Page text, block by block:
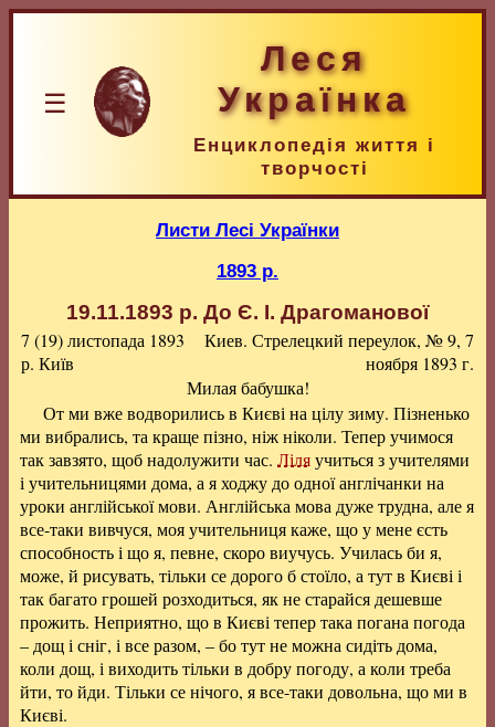
☰
Леся
Українка
Енциклопедія життя і
творчості
Листи Лесі Українки
1893 р.
19.11.1893 р. До Є. І. Драгоманової
7 (19) листопада 1893
р. Київ
Киев. Стрелецкий переулок, № 9, 7
ноября 1893 г.
Милая бабушка!
От ми вже водворились в Києві на цілу зиму. Пізненько
ми вибрались, та краще пізно, ніж ніколи. Тепер учимося
так завзято, щоб надолужити час. Ліляучиться з учителями
і учительницями дома, а я ходжу до одної англічанки на
уроки англійської мови. Англійська мова дуже трудна, але я
все-таки вивчуся, моя учительниця каже, що у мене єсть
способность і що я, певне, скоро виучусь. Училась би я,
може, й рисувать, тільки се дорого б стоїло, а тут в Києві і
так багато грошей розходиться, як не старайся дешевше
прожить. Неприятно, що в Києві тепер така погана погода
– дощ і сніг, і все разом, – бо тут не можна сидіть дома,
коли дощ, і виходить тільки в добру погоду, а коли треба
йти, то йди. Тільки се нічого, я все-таки довольна, що ми в
Києві.